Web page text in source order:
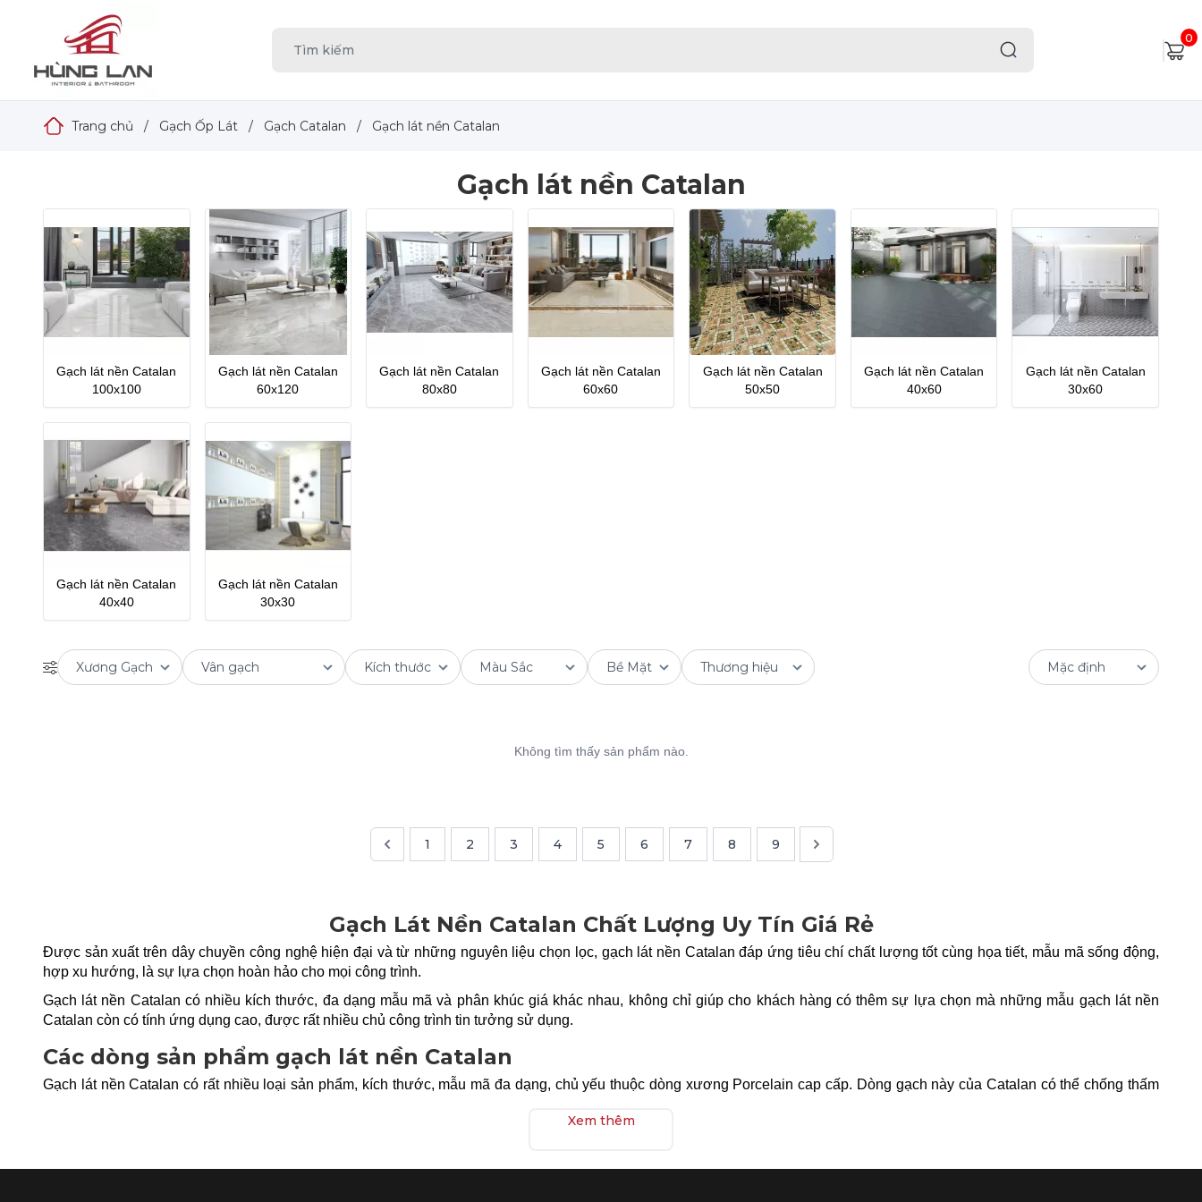
0
Trang chủ / Gạch Ốp Lát / Gạch Catalan / Gạch lát nền Catalan
Gạch lát nền Catalan
Gạch lát nền Catalan
100x100
Gạch lát nền Catalan
60x120
Gạch lát nền Catalan
80x80
Gạch lát nền Catalan
60x60
Gạch lát nền Catalan
50x50
Gạch lát nền Catalan
40x60
Gạch lát nền Catalan
30x60
Gạch lát nền Catalan
40x40
Gạch lát nền Catalan
30x30
Không tìm thấy sản phẩm nào.
1 2 3 4 5 6 7 8 9
Gạch Lát Nền Catalan Chất Lượng Uy Tín Giá Rẻ
Được sản xuất trên dây chuyền công nghệ hiện đại và từ những nguyên liệu chọn lọc, gạch lát nền Catalan đáp ứng tiêu chí chất lượng tốt cùng họa tiết, mẫu mã sống động,
hợp xu hướng, là sự lựa chọn hoàn hảo cho mọi công trình.
Gạch lát nền Catalan có nhiều kích thước, đa dạng mẫu mã và phân khúc giá khác nhau, không chỉ giúp cho khách hàng có thêm sự lựa chọn mà những mẫu gạch lát nền
Catalan còn có tính ứng dụng cao, được rất nhiều chủ công trình tin tưởng sử dụng.
Các dòng sản phẩm gạch lát nền Catalan
Gạch lát nền Catalan có rất nhiều loại sản phẩm, kích thước, mẫu mã đa dạng, chủ yếu thuộc dòng xương Porcelain cap cấp. Dòng gạch này của Catalan có thể chống thấm
Xem thêm